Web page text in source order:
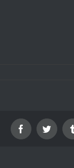
Facebook